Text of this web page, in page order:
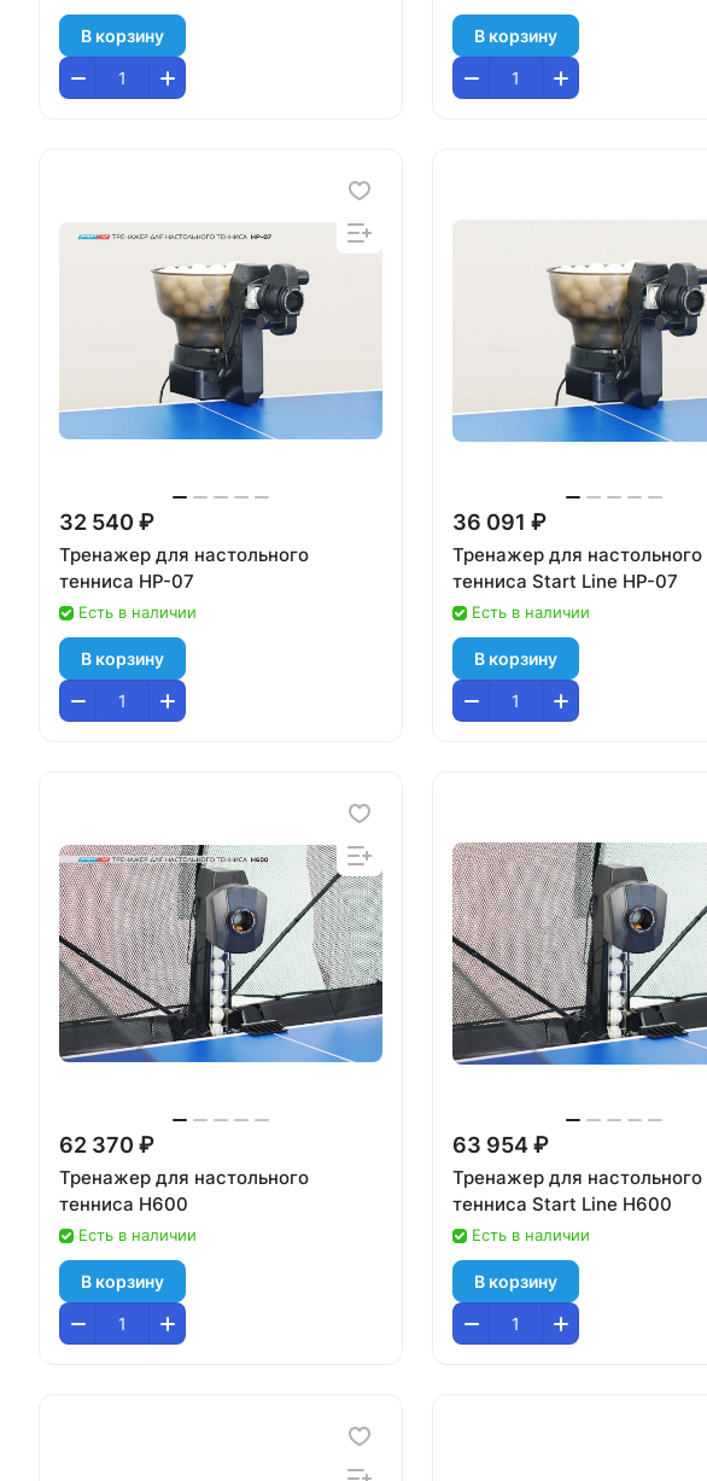
В корзину В корзину
32 540 ₽
Тренажер для настольного
тенниса HP-07
Есть в наличии
В корзину
36 091 ₽
Тренажер для настольного
тенниса Start Line HP-07
Есть в наличии
В корзину
62 370 ₽
Тренажер для настольного
тенниса H600
Есть в наличии
В корзину
63 954 ₽
Тренажер для настольного
тенниса Start Line H600
Есть в наличии
В корзину